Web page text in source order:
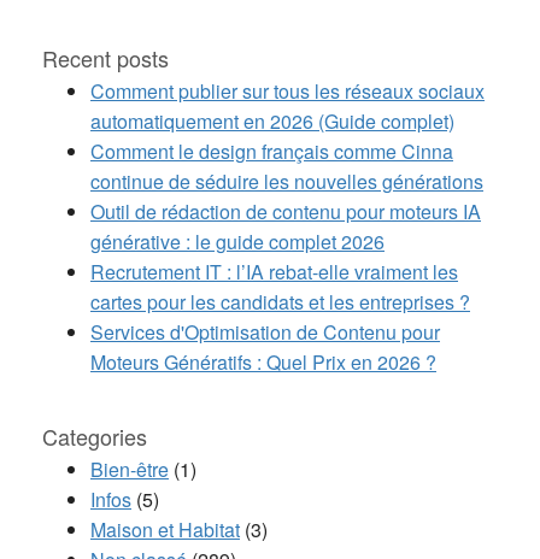
Recent posts
Comment publier sur tous les réseaux sociaux
automatiquement en 2026 (Guide complet)
Comment le design français comme Cinna
continue de séduire les nouvelles générations
Outil de rédaction de contenu pour moteurs IA
générative : le guide complet 2026
Recrutement IT : l’IA rebat-elle vraiment les
cartes pour les candidats et les entreprises ?
Services d'Optimisation de Contenu pour
Moteurs Génératifs : Quel Prix en 2026 ?
Categories
Bien-être (1)
Infos (5)
Maison et Habitat (3)